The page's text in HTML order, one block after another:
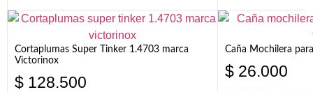
Cortaplumas Super Tinker 1.4703 marca
Victorinox
$ 128.500
Caña Mochilera
$ 26.000